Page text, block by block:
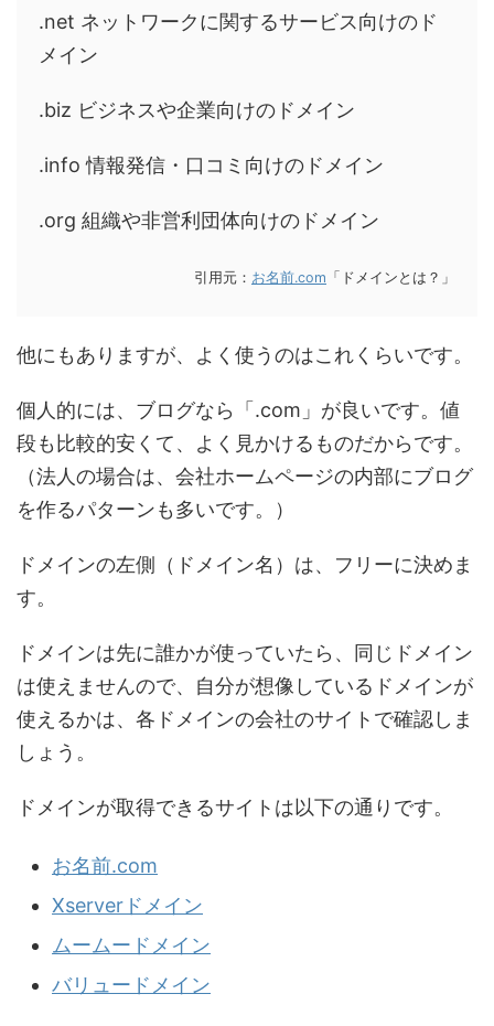
.net ネットワークに関するサービス向けのド
メイン
.biz ビジネスや企業向けのドメイン
.info 情報発信・口コミ向けのドメイン
.org 組織や非営利団体向けのドメイン
引用元： お名前.com 「ドメインとは？」
他にもありますが、よく使うのはこれくらいです。
個人的には、ブログなら「.com」が良いです。値
段も比較的安くて、よく見かけるものだからです。
（法人の場合は、会社ホームページの内部にブログ
を作るパターンも多いです。）
ドメインの左側（ドメイン名）は、フリーに決めま
す。
ドメインは先に誰かが使っていたら、同じドメイン
は使えませんので、自分が想像しているドメインが
使えるかは、各ドメインの会社のサイトで確認しま
しょう。
ドメインが取得できるサイトは以下の通りです。
お名前.com
Xserverドメイン
ムームードメイン
バリュードメイン